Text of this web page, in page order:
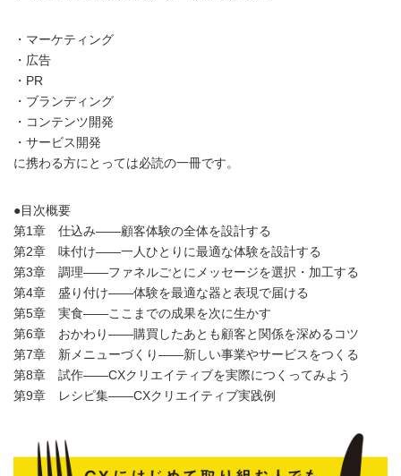
・マーケティング
・広告
・PR
・ブランディング
・コンテンツ開発
・サービス開発
に携わる方にとっては必読の一冊です。
●目次概要
第1章 仕込み――顧客体験の全体を設計する
第2章 味付け――一人ひとりに最適な体験を設計する
第3章 調理――ファネルごとにメッセージを選択・加工する
第4章 盛り付け――体験を最適な器と表現で届ける
第5章 実食――ここまでの成果を次に生かす
第6章 おかわり――購買したあとも顧客と関係を深めるコツ
第7章 新メニューづくり――新しい事業やサービスをつくる
第8章 試作――CXクリエイティブを実際につくってみよう
第9章 レシピ集――CXクリエイティブ実践例